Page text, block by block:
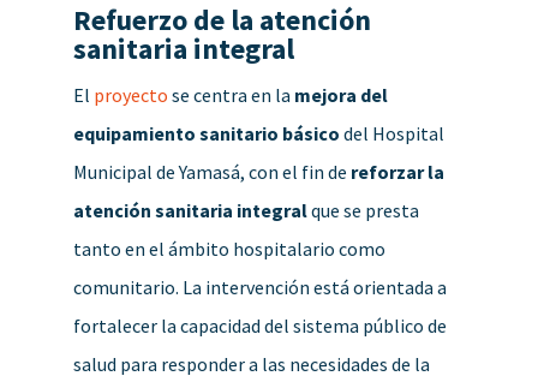
Refuerzo de la atención
sanitaria integral
El proyecto se centra en la mejora del
equipamiento sanitario básico del Hospital
Municipal de Yamasá, con el fin de reforzar la
atención sanitaria integralque se presta
tanto en el ámbito hospitalario como
comunitario. La intervención está orientada a
fortalecer la capacidad del sistema público de
salud para responder a las necesidades de la